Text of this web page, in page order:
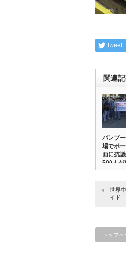
Tweet
関連
バンプ
場でボ
面に抗
500人が
世界
イド
トップ